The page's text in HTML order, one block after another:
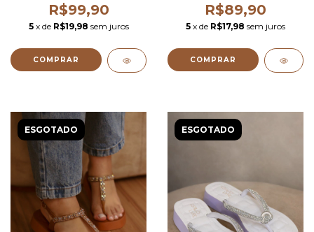
R$99,90
5 x de R$19,98 sem juros
COMPRAR
R$89,90
5 x de R$17,98 sem juros
COMPRAR
ESGOTADO ESGOTADO